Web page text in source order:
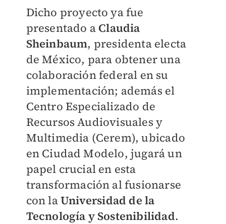
Dicho proyecto ya fue
presentado a Claudia
Sheinbaum, presidenta electa
de México, para obtener una
colaboración federal en su
implementación; además el
Centro Especializado de
Recursos Audiovisuales y
Multimedia (Cerem), ubicado
en Ciudad Modelo, jugará un
papel crucial en esta
transformación al fusionarse
con laUniversidad de la
Tecnología y Sostenibilidad.